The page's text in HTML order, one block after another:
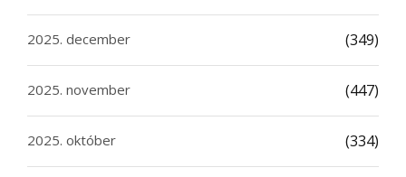
2025. december (349)
2025. november (447)
2025. október (334)